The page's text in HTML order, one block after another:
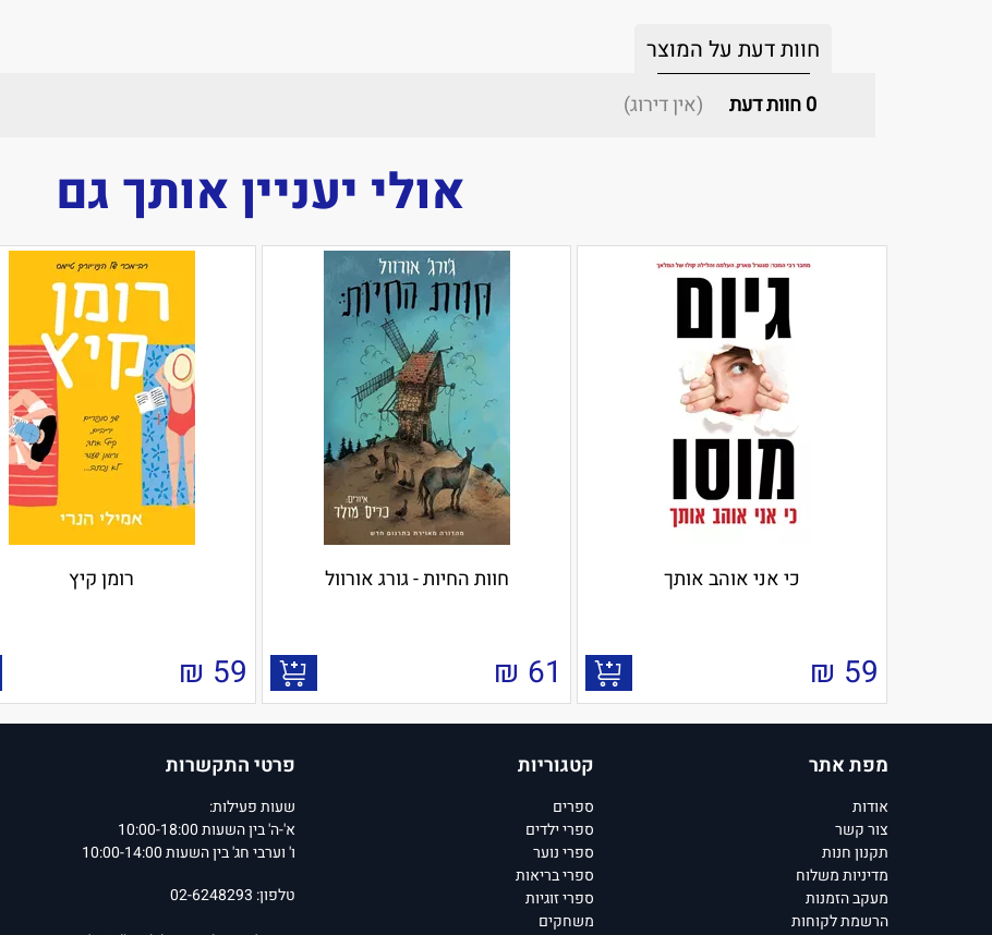
חוות דעת על המוצר
0חוות דעת (אין דירוג)
אולי יעניין אותך גם
כי אני אוהב אותך
59
₪
חוות החיות - גורג אורוול
61
₪
רומן קיץ
59
₪
מפת אתר
אודות
צור קשר
תקנון חנות
מדיניות משלוח
מעקב הזמנות
הרשמת לקוחות
קטגוריות
ספרים
ספרי ילדים
ספרי נוער
ספרי בריאות
ספרי זוגיות
משחקים
פרטי התקשרות
שעות פעילות:
א'-ה' בין השעות 10:00-18:00
ו' וערבי חג' בין השעות 10:00-14:00
טלפון: 02-6248293